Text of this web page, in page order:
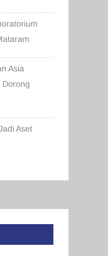
Asia
Dorong
Aset